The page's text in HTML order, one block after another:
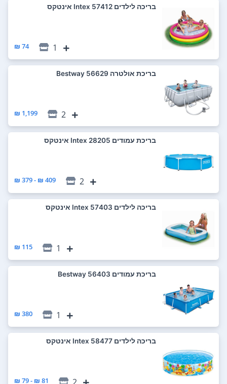
‏בריכה לילדים 57412 Intex אינטקס
1
74 ₪
‏בריכת אולטרה 56629 Bestway
2
1,199 ₪
‏בריכת עמודים 28205 Intex אינטקס
2
409 ₪ - 379 ₪
‏בריכה לילדים 57403 Intex אינטקס
1
115 ₪
‏בריכת עמודים 56403 Bestway
1
380 ₪
‏בריכה לילדים 58477 Intex אינטקס
81 ₪ - 79 ₪